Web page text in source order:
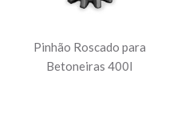
Pinhão Roscado para
Betoneiras 400l